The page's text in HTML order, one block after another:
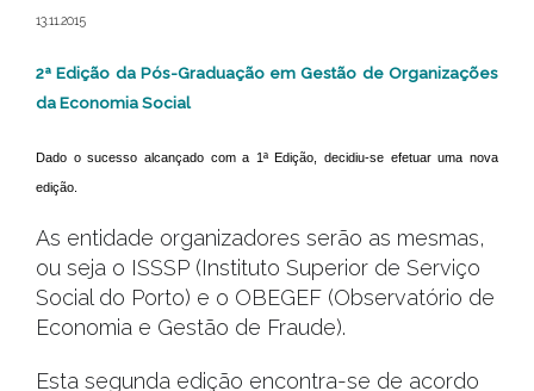
13.11.2015
2ª Edição da Pós-Graduação em Gestão de Organizações
da Economia Social
Dado o sucesso alcançado com a 1ª Edição, decidiu-se efetuar uma nova
edição.
As entidade organizadores serão as mesmas,
ou seja o ISSSP (Instituto Superior de Serviço
Social do Porto) e o OBEGEF (Observatório de
Economia e Gestão de Fraude).
Esta segunda edição encontra-se de acordo